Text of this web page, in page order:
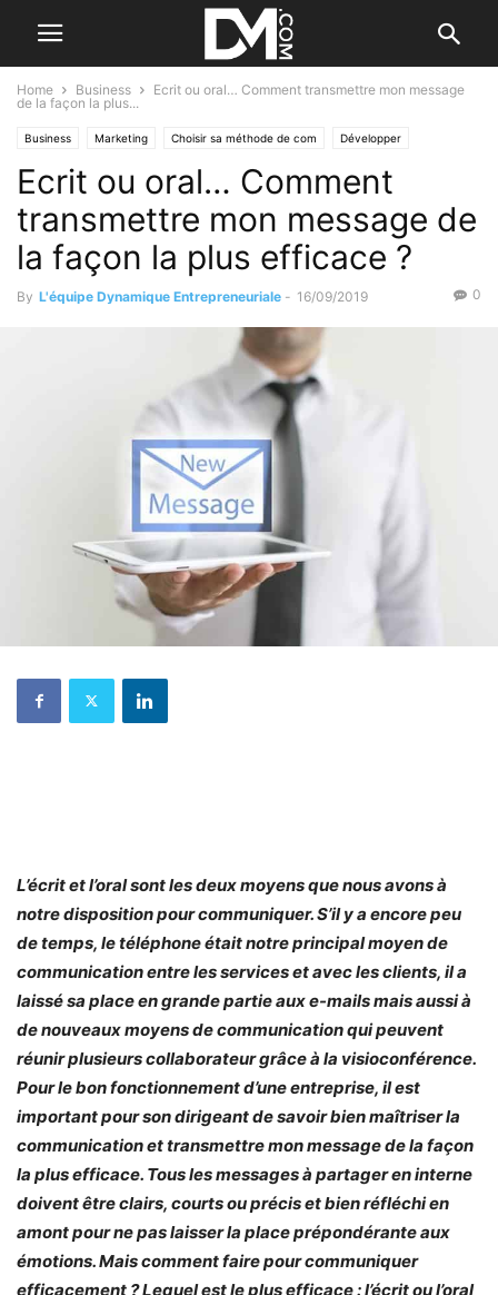
Home Business
Ecrit ou oral… Comment transmettre mon message
de la façon la plus...
Business Marketing Choisir sa méthode de com Développer
Ecrit ou oral… Comment
transmettre mon message de
la façon la plus efficace ?
By L'équipe Dynamique Entrepreneuriale - 16/09/2019 0
L’écrit et l’oral sont les deux moyens que nous avons à
notre disposition pour communiquer. S’il y a encore peu
de temps, le téléphone était notre principal moyen de
communication entre les services et avec les clients, il a
laissé sa place en grande partie aux e-mails mais aussi à
de nouveaux moyens de communication qui peuvent
réunir plusieurs collaborateur grâce à la visioconférence.
Pour le bon fonctionnement d’une entreprise, il est
important pour son dirigeant de savoir bien maîtriser la
communication et transmettre mon message de la façon
la plus efficace. Tous les messages à partager en interne
doivent être clairs, courts ou précis et bien réfléchi en
amont pour ne pas laisser la place prépondérante aux
émotions. Mais comment faire pour communiquer
efficacement ? Lequel est le plus efficace : l’écrit ou l’oral